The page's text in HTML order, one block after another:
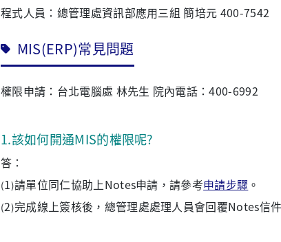
程式人員：總管理處資訊部應用三組 簡培元 400-7542
MIS(ERP)常見問題
權限申請：台北電腦處 林先生 院內電話：400-6992
1.該如何開通MIS的權限呢?
答：
(1)請單位同仁協助上Notes申請，請參考申請步驟 。
(2)完成線上簽核後，總管理處處理人員會回覆Notes信